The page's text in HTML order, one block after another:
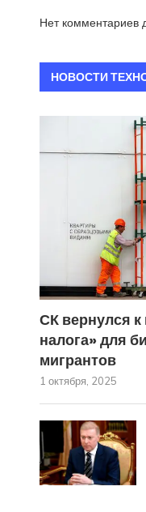
Нет комментариев
НОВОСТИ
СК вернулся
налога» для
мигрантов
1 октября, 2025